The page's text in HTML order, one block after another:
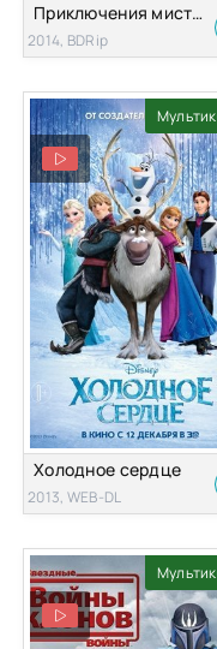
Приключения мистера Пибоди и Шермана
2014, BDRip
Мультик
Холодное сердце
2013, WEB-DL
Мультик